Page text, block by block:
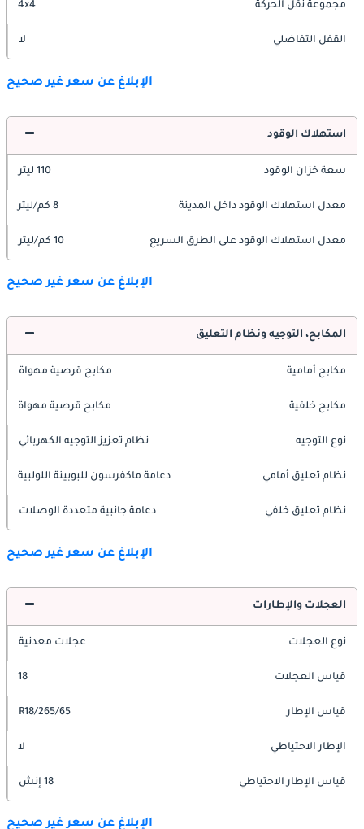
مجموعة نقل الحركة 4x4
القفل التفاضلي لا
الإبلاغ عن سعر غير صحيح
استهلاك الوقود
سعة خزان الوقود 110 ليتر
معدل استهلاك الوقود داخل المدينة 8 كم/ليتر
معدل استهلاك الوقود على الطرق السريع 10 كم/ليتر
الإبلاغ عن سعر غير صحيح
المكابح، التوجيه ونظام التعليق
مكابح أمامية مكابح قرصية مهواة
مكابح خلفية مكابح قرصية مهواة
نوع التوجيه نظام تعزيز التوجيه الكهربائي
نظام تعليق أمامي دعامة ماكفرسون للبوبينة اللولبية
نظام تعليق خلفي دعامة جانبية متعددة الوصلات
الإبلاغ عن سعر غير صحيح
العجلات والإطارات
نوع العجلات عجلات معدنية
قياس العجلات 18
قياس الإطار 265/65/R18
الإطار الاحتياطي لا
قياس الإطار الاحتياطي 18 إنش
الإبلاغ عن سعر غير صحيح